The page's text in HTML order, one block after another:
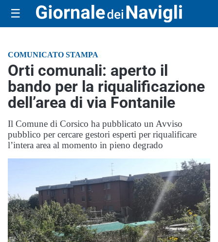
☰
COMUNICATO STAMPA
Orti comunali: aperto il
bando per la riqualificazione
dell’area di via Fontanile
Il Comune di Corsico ha pubblicato un Avviso
pubblico per cercare gestori esperti per riqualificare
l’intera area al momento in pieno degrado